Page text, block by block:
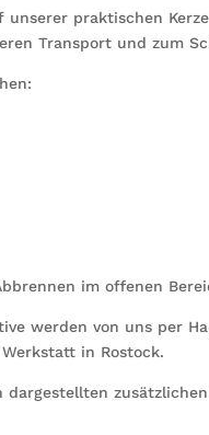
unserer praktischen
Transport und zum
im offenen
werden von uns per
in Rostock.
dargestellten